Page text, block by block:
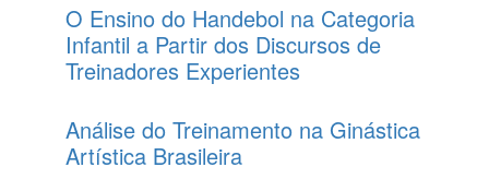
O Ensino do Handebol na Categoria
Infantil a Partir dos Discursos de
Treinadores Experientes
Análise do Treinamento na Ginástica
Artística Brasileira